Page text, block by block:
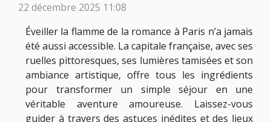
22 décembre 2025 11:08
Éveiller la flamme de la romance à Paris n’a jamais
été aussi accessible. La capitale française, avec ses
ruelles pittoresques, ses lumières tamisées et son
ambiance artistique, offre tous les ingrédients
pour transformer un simple séjour en une
véritable aventure amoureuse. Laissez-vous
guider à travers des astuces inédites et des lieux